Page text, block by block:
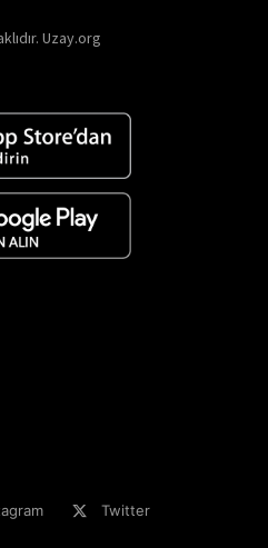
Uzay.org
Twitter